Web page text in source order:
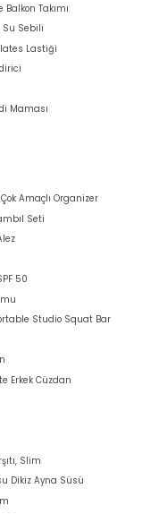
Balkon Takımı
Su Sebili
Lastiği
Maması
Amaçlı Organizer
Seti
50
Studio Squat Bar
Erkek Cüzdan
Slim
Dikiz Ayna Süsü